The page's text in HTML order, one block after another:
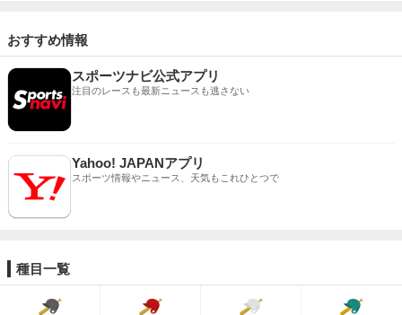
おすすめ情報
スポーツナビ公式アプリ
注目のレースも最新ニュースも逃さない
Yahoo! JAPANアプリ
スポーツ情報やニュース、天気もこれひとつで
種目一覧